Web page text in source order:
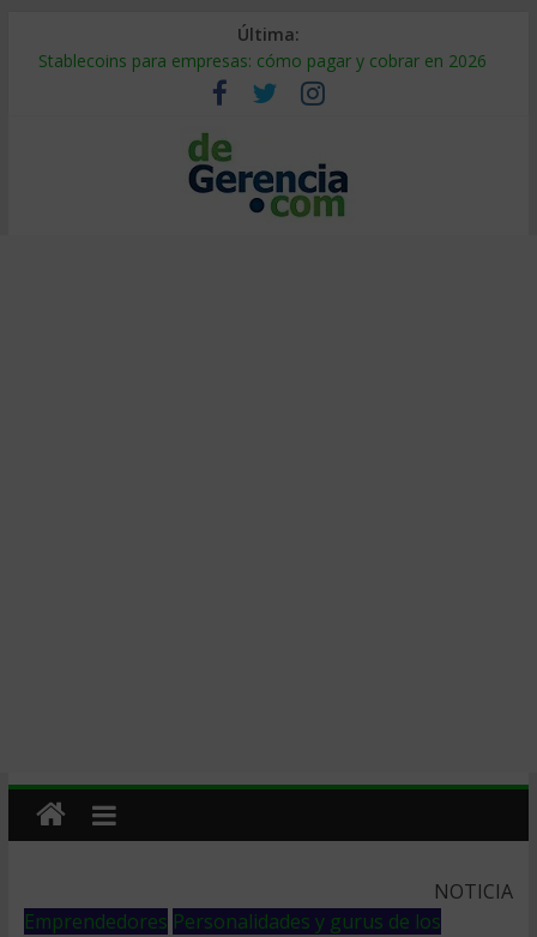
Última:
Stablecoins para empresas: cómo pagar y cobrar en 2026
Despido silencioso: qué es y por qué sale tan caro
IA en selección de personal: cómo auditarla a tiempo
Trabajo forzoso en la cadena de suministro: qué hacer
Mercado hispano de EE. UU.: cómo segmentarlo y venderle
NOTICIA
Emprendedores Personalidades y gurus de los